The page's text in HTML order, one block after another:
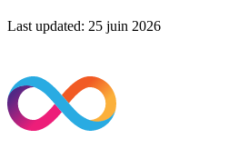
Last updated: 25 juin 2026